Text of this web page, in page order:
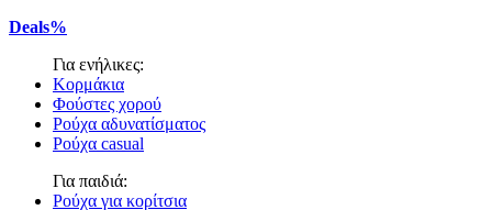
Deals%
Για ενήλικες:
Κορμάκια
Φούστες χορού
Ρούχα αδυνατίσματος
Ρούχα casual
Για παιδιά:
Ρούχα για κορίτσια